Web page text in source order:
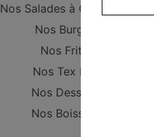
Nos Salades à Composer
Nos Burgers
Nos Frites
Nos Tex Mex
Nos Desserts
Nos Boissons